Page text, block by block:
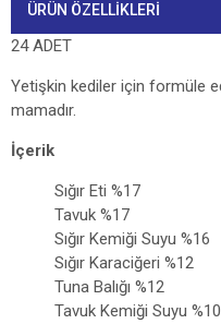
ÜRÜN ÖZELLIKLERI
24 ADET
Yetişkin kediler için formüle
mamadır.
İçerik
Sığır Eti %17
Tavuk %17
Sığır Kemiği Suyu %16
Sığır Karaciğeri %12
Tuna Balığı %12
Tavuk Kemiği Suyu %10